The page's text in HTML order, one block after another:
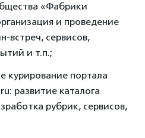
«Фабрики
и проведение
встреч, сервисов,
и т.п.;
курирование портала
развитие каталога
рубрик, сервисов,